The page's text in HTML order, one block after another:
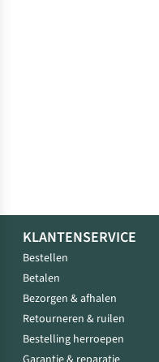
KLANTENSERVICE
Bestellen
Betalen
Bezorgen & afhalen
Retourneren & ruilen
Bestelling herroepen